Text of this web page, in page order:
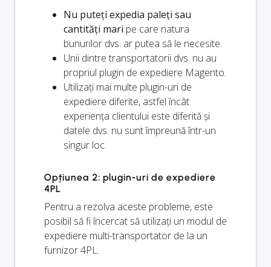
Nu puteți expedia paleți sau
cantități mari pe care natura
bunurilor dvs. ar putea să le necesite.
Unii dintre transportatorii dvs. nu au
propriul plugin de expediere Magento.
Utilizați mai multe plugin-uri de
expediere diferite, astfel încât
experiența clientului este diferită și
datele dvs. nu sunt împreună într-un
singur loc.
Opțiunea 2: plugin-uri de expediere
4PL
Pentru a rezolva aceste probleme, este
posibil să fi încercat să utilizați un modul de
expediere multi-transportator de la un
furnizor 4PL.